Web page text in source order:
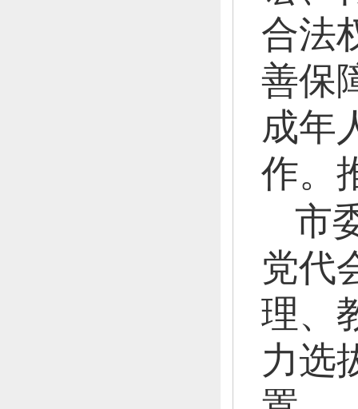
合法
善保
成年
作。
市
党代
理、
力选